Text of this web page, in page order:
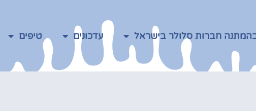
חברות סלולר בישראל עדכונים טיפים